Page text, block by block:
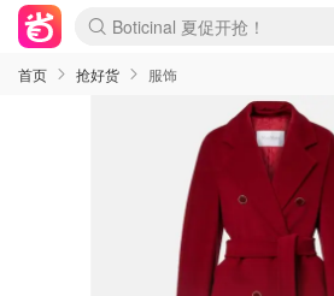
Boticinal 夏促开抢！
4折！lulu周四疯狂上新
还没结束！&OtherStories大促
Joybuy变相75折 随时失效
速领！Stanley独家85折
疑似霸哥！Camper额外叠85折
Zalando 奥莱闪促！每日更新
Moncler反季囤！5折起+叠9折
Coach Brooklyn仅€192
首页 抢好货 服饰